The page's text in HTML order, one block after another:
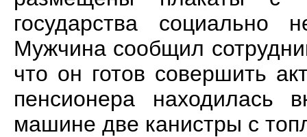
государства социально
Мужчина сообщил
что он готов совершить
пенсионера находилась
машине две канистры с